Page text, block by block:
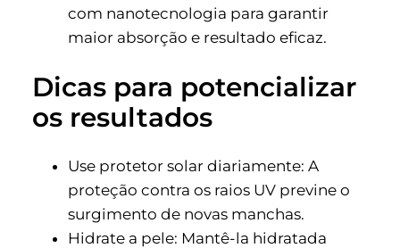
com nanotecnologia para garantir
maior absorção e resultado eficaz.
Dicas para potencializar
os resultados
Use protetor solar diariamente: A
proteção contra os raios UV previne o
surgimento de novas manchas.
Hidrate a pele: Mantê-la hidratada